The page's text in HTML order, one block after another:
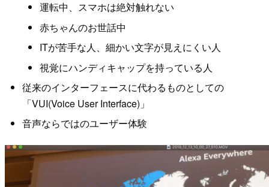
運転中、スマホは絶対触れない
赤ちゃんのお世話中
ITが苦手な人、細かい文字が見えにくい人
視覚にハンディキャップを持っている人
従来のインターフェースに代わるものとしての
「VUI(Voice User Interface)」
音声ならではのユーザー体験